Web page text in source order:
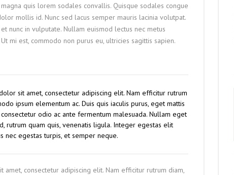
magna quis lorem sodales convallis. Quisque sodales congue
mollis id. Nunc sed lacus semper mauris lacinia volutpat.
nunc in vulputate. Nullam euismod lectus nec metus
mi est, commodo non purus eu, ultricies sagittis sapien.
sit amet, consectetur adipiscing elit. Nam efficitur rutrum
ipsum elementum ac. Duis quis iaculis purus, eget mattis
consectetur odio ac ante fermentum malesuada. Nullam eget
rutrum quam quis, venenatis ligula. Integer egestas elit
nec egestas turpis, et semper neque.
amet, consectetur adipiscing elit. Nam efficitur rutrum diam,